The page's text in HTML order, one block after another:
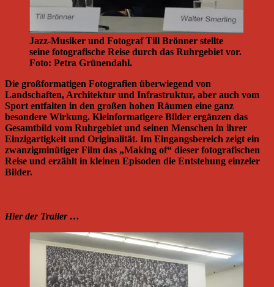
Jazz-Musiker und Fotograf Till Brönner stellte
seine fotografische Reise durch das Ruhrgebiet vor.
Foto: Petra Grünendahl.
Die großformatigen Fotografien überwiegend von
Landschaften, Architektur und Infrastruktur, aber auch vom
Sport entfalten in den großen hohen Räumen eine ganz
besondere Wirkung. Kleinformatigere Bilder ergänzen das
Gesamtbild vom Ruhrgebiet und seinen Menschen in ihrer
Einzigartigkeit und Originalität. Im Eingangsbereich zeigt ein
zwanzigminütiger Film das „Making of“ dieser fotografischen
Reise und erzählt in kleinen Episoden die Entstehung einzeler
Bilder.
Hier der Trailer …